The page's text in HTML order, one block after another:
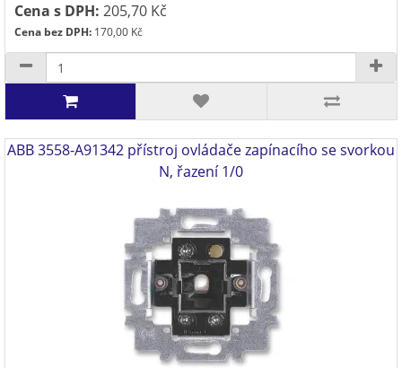
Cena s DPH: 205,70 Kč
Cena bez DPH: 170,00 Kč
ABB 3558-A91342 přístroj ovládače zapínacího se svorkou
N, řazení 1/0